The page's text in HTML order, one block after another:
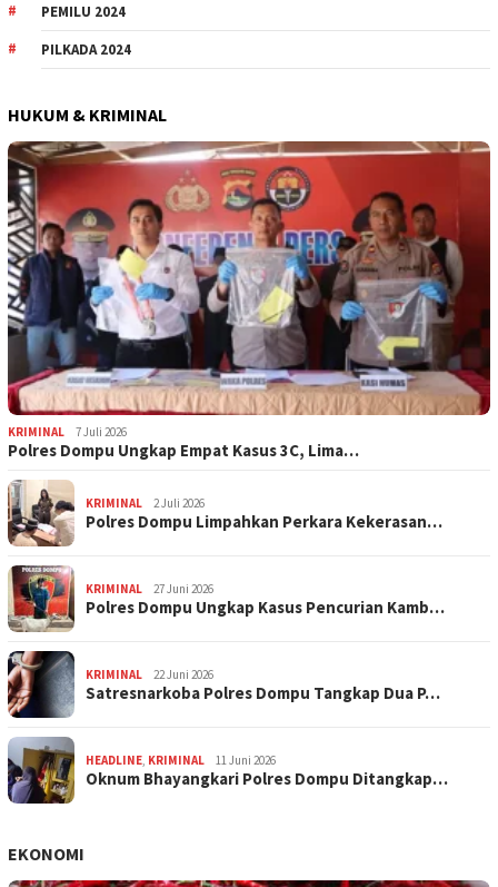
PEMILU 2024
PILKADA 2024
HUKUM & KRIMINAL
KRIMINAL 7 Juli 2026
Polres Dompu Ungkap Empat Kasus 3C, Lima…
KRIMINAL 2 Juli 2026
Polres Dompu Limpahkan Perkara Kekerasan…
KRIMINAL 27 Juni 2026
Polres Dompu Ungkap Kasus Pencurian Kamb…
KRIMINAL 22 Juni 2026
Satresnarkoba Polres Dompu Tangkap Dua P…
HEADLINE, KRIMINAL 11 Juni 2026
Oknum Bhayangkari Polres Dompu Ditangkap…
EKONOMI